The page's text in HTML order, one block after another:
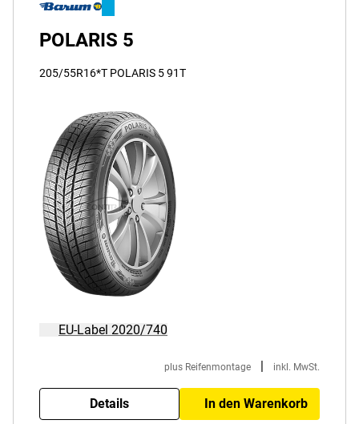
POLARIS 5
205/55R16*T POLARIS 5 91T
EU-Label 2020/740
plus Reifenmontage | inkl. MwSt.
Details In den Warenkorb